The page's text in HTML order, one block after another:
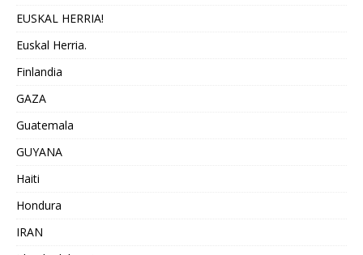
EUSKAL HERRIA!
Euskal Herria.
Finlandia
GAZA
Guatemala
GUYANA
Haiti
Hondura
IRAN